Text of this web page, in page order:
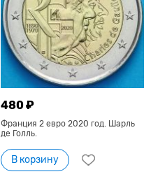
480 ₽
Франция 2 евро 2020 год. Шарль
де Голль.
В корзину